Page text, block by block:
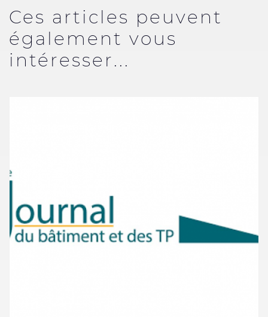
Ces articles peuvent
également vous
intéresser...